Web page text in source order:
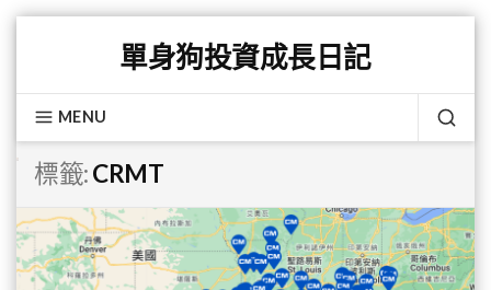
content
單身狗投資成長日記
MENU
標籤:CRMT